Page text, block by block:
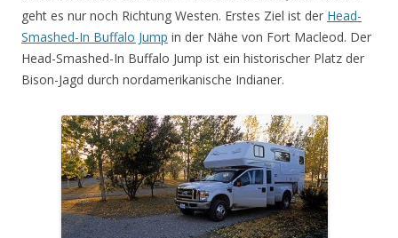
geht es nur noch Richtung Westen. Erstes Ziel ist der Head-
Smashed-In Buffalo Jump in der Nähe von Fort Macleod. Der
Head-Smashed-In Buffalo Jump ist ein historischer Platz der
Bison-Jagd durch nordamerikanische Indianer.